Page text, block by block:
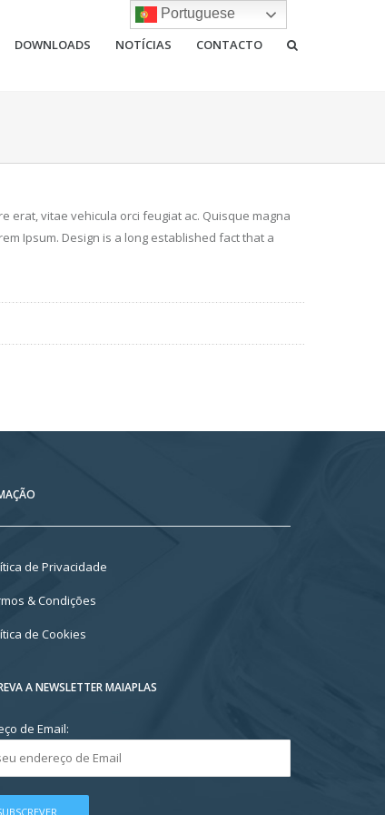
DOWNLOADS NOTÍCIAS CONTACTO
erat, vitae vehicula orci feugiat ac. Quisque magna
Ipsum. Design is a long established fact that a
de Privacidade
& Condições
de Cookies
A NEWSLETTER MAIAPLAS
de Email:
Portuguese